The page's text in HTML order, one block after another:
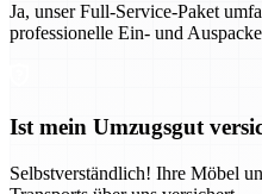
Ja, unser Full-Service-Paket
professionelle Ein- und
Ist mein Umzugsgut
Selbstverständlich! Ihre Möbel